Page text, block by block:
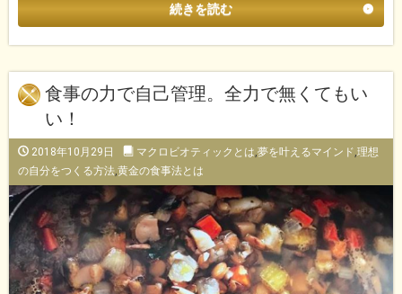
続きを読む
食事の力で自己管理。全力で無くてもい
い！
2018年10月29日 マクロビオティックとは,夢を叶えるマインド,理想
の自分をつくる方法,黄金の食事法とは